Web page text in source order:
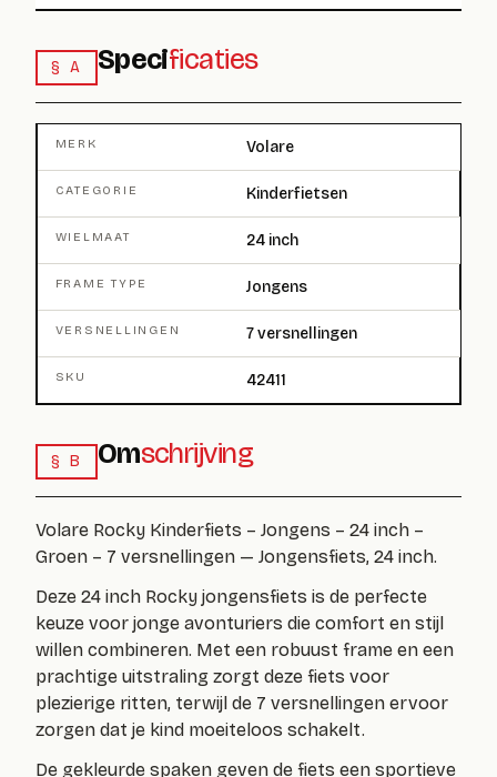
§ A Specificaties
MERK Volare
CATEGORIE Kinderfietsen
WIELMAAT 24 inch
FRAME TYPE Jongens
VERSNELLINGEN 7 versnellingen
SKU 42411
§ B Omschrijving
Volare Rocky Kinderfiets – Jongens – 24 inch –
Groen – 7 versnellingen — Jongensfiets, 24 inch.
Deze 24 inch Rocky jongensfiets is de perfecte
keuze voor jonge avonturiers die comfort en stijl
willen combineren. Met een robuust frame en een
prachtige uitstraling zorgt deze fiets voor
plezierige ritten, terwijl de 7 versnellingen ervoor
zorgen dat je kind moeiteloos schakelt.
De gekleurde spaken geven de fiets een sportieve